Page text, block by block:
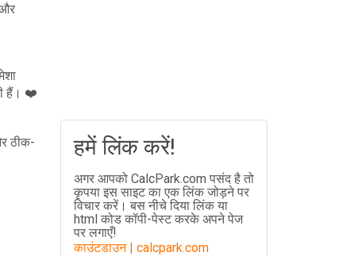
और
हैं। ❤️
ठीक-
हमें लिंक करें!
अगर आपको CalcPark.com पसंद है तो
कृपया इस साइट का एक लिंक जोड़ने पर
विचार करें। बस नीचे दिया लिंक या
html कोड कॉपी-पेस्ट करके अपने पेज
पर लगाएँ!
काउंटडाउन | calcpark.com